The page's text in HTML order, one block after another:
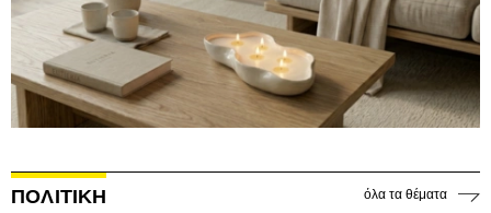
ΠΟΛΙΤΙΚΗ όλα τα θέματα